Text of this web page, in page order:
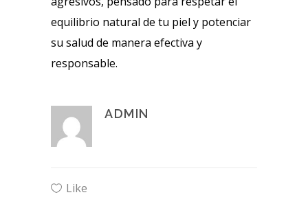
equilibrio natural de tu piel y potenciar
su salud de manera efectiva y
responsable.
ADMIN
Like